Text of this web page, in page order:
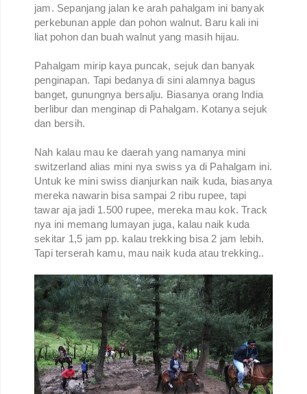
jam. Sepanjang jalan ke arah pahalgam ini banyak
perkebunan apple dan pohon walnut. Baru kali ini
liat pohon dan buah walnut yang masih hijau.
Pahalgam mirip kaya puncak, sejuk dan banyak
penginapan. Tapi bedanya di sini alamnya bagus
banget, gunungnya bersalju. Biasanya orang India
berlibur dan menginap di Pahalgam. Kotanya sejuk
dan bersih.
Nah kalau mau ke daerah yang namanya mini
switzerland alias mini nya swiss ya di Pahalgam ini.
Untuk ke mini swiss dianjurkan naik kuda, biasanya
mereka nawarin bisa sampai 2 ribu rupee, tapi
tawar aja jadi 1.500 rupee, mereka mau kok. Track
nya ini memang lumayan juga, kalau naik kuda
sekitar 1,5 jam pp. kalau trekking bisa 2 jam lebih.
Tapi terserah kamu, mau naik kuda atau trekking..